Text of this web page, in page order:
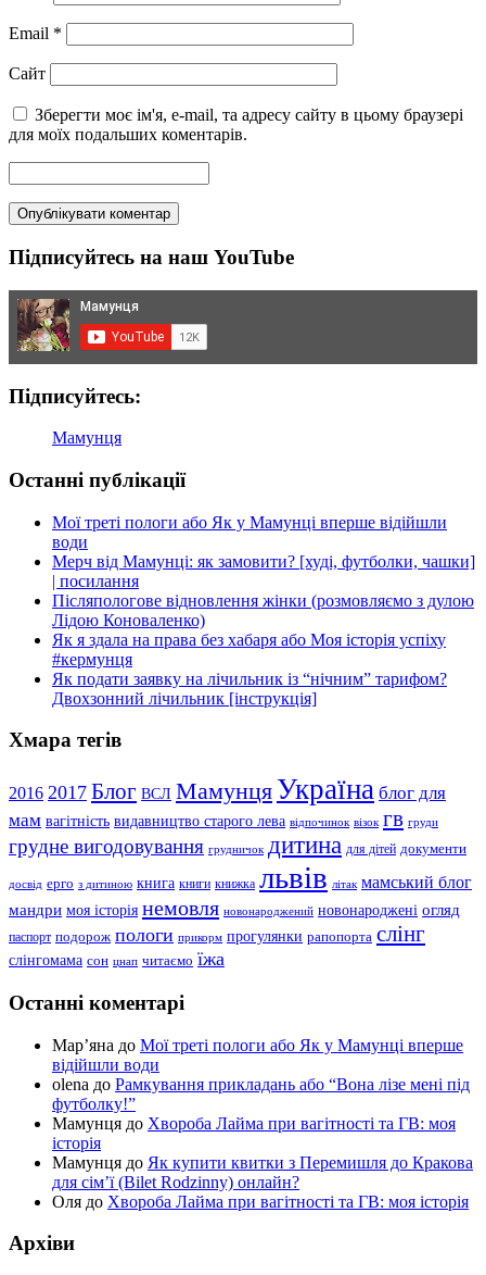
Email *
Сайт
Зберегти моє ім'я, e-mail, та адресу сайту в цьому браузері
для моїх подальших коментарів.
Підписуйтесь на наш YouTube
Підписуйтесь:
Мамунця
Останні публікації
Мої треті пологи або Як у Мамунці вперше відійшли
води
Мерч від Мамунці: як замовити? [худі, футболки, чашки]
| посилання
Післяпологове відновлення жінки (розмовляємо з дулою
Лідою Коноваленко)
Як я здала на права без хабаря або Моя історія успіху
#кермунця
Як подати заявку на лічильник із “нічним” тарифом?
Двохзонний лічильник [інструкція]
Хмара тегів
2016 2017 Блог ВСЛ МамунцяУкраїна блог для
мам вагітність видавництво старого лева відпочинок візок гв груди
грудне вигодовування грудничок дитина для дітей документи
досвід ерго з дитиною книга книги книжка львів літак мамський блог
мандри моя історія немовля новонароджений новонароджені огляд
паспорт подорож пологи прикорм прогулянки рапопорта слінг
слінгомама сон цнап читаємо їжа
Останні коментарі
Мар’яна до Мої треті пологи або Як у Мамунці вперше
відійшли води
olena до Рамкування прикладань або “Вона лізе мені під
футболку!”
Мамунця до Хвороба Лайма при вагітності та ГВ: моя
історія
Мамунця до Як купити квитки з Перемишля до Кракова
для сім’ї (Bilet Rodzinny) онлайн?
Оля до Хвороба Лайма при вагітності та ГВ: моя історія
Архіви